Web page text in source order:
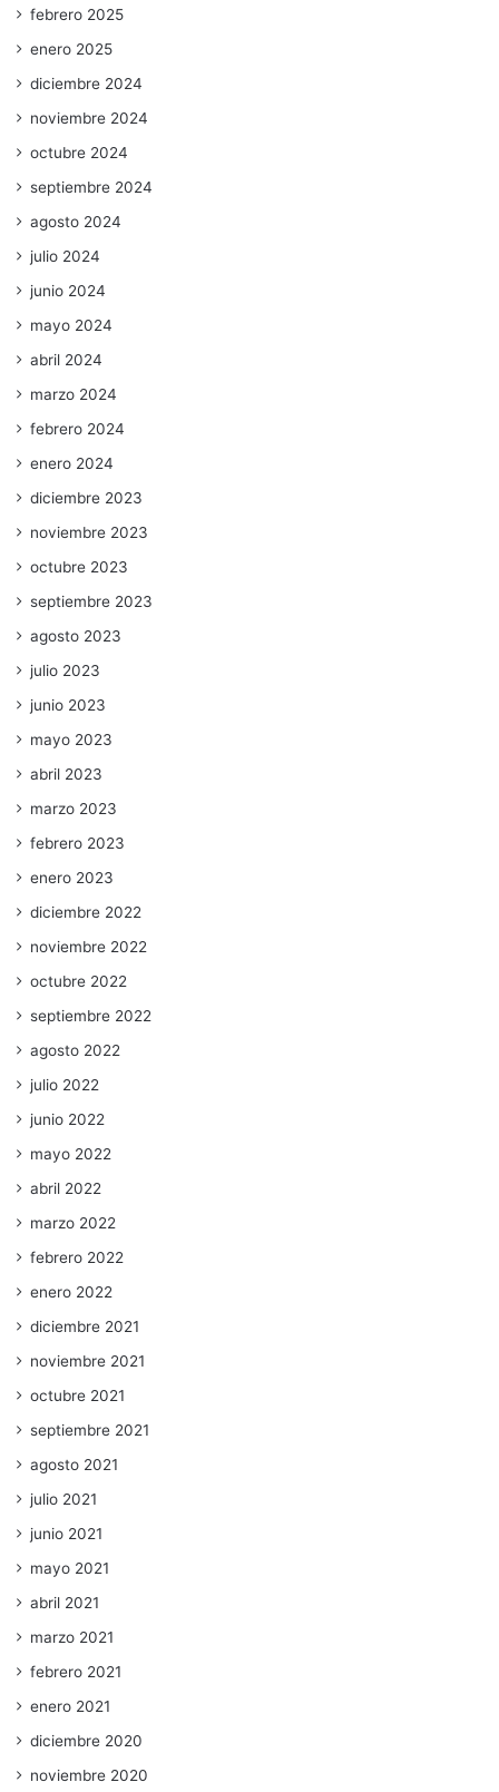
febrero 2025
enero 2025
diciembre 2024
noviembre 2024
octubre 2024
septiembre 2024
agosto 2024
julio 2024
junio 2024
mayo 2024
abril 2024
marzo 2024
febrero 2024
enero 2024
diciembre 2023
noviembre 2023
octubre 2023
septiembre 2023
agosto 2023
julio 2023
junio 2023
mayo 2023
abril 2023
marzo 2023
febrero 2023
enero 2023
diciembre 2022
noviembre 2022
octubre 2022
septiembre 2022
agosto 2022
julio 2022
junio 2022
mayo 2022
abril 2022
marzo 2022
febrero 2022
enero 2022
diciembre 2021
noviembre 2021
octubre 2021
septiembre 2021
agosto 2021
julio 2021
junio 2021
mayo 2021
abril 2021
marzo 2021
febrero 2021
enero 2021
diciembre 2020
noviembre 2020